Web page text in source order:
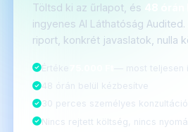
Töltsd ki az űrlapot, és
ingyenes AI Láthatóság
riport, konkrét javaslatok, nulla
Értéke
— most teljesen
48 órán belül kézbesítve
30 perces személyes
Nincs rejtett költség, nincs